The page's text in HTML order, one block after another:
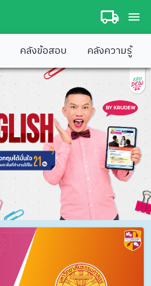
คลังข้อสอบ คลังความรู้